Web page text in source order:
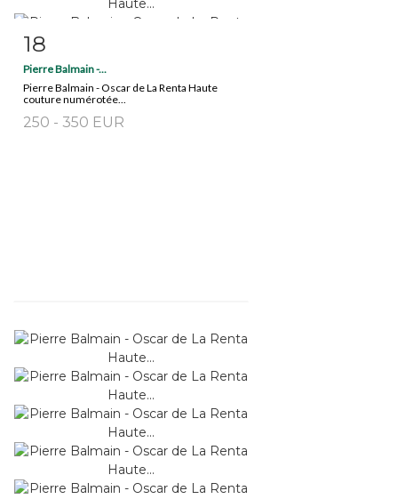
Fiche détaillée
18
Pierre Balmain -...
Pierre Balmain - Oscar de La Renta Haute
couture numérotée...
250 - 350 EUR